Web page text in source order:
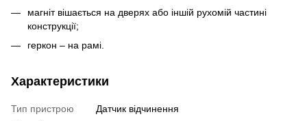
магніт вішається на дверях або іншій рухомій частині
конструкції;
геркон – на рамі.
Характеристики
Тип пристрою
Датчик відчинення